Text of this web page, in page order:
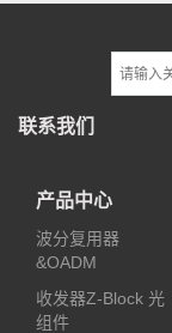
联系我们
产品中心
波分复用器
&OADM
收发器Z-Block 光
组件